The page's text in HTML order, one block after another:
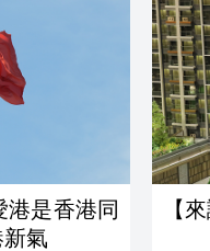
港是香港同
氣
【